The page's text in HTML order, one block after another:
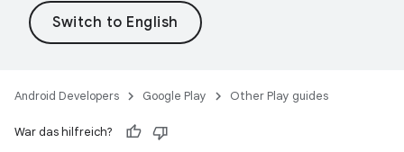
Android Developers Google Play Other Play guides
War das hilfreich?